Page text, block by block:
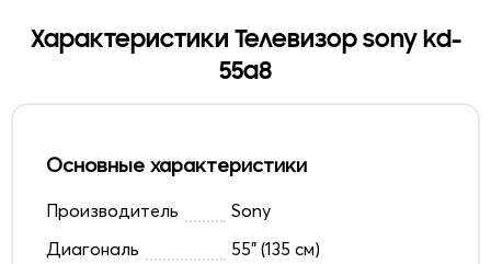
Характеристики Телевизор sony kd-
55a8
Основные характеристики
Производитель
Sony
Диагональ
55" (135 см)